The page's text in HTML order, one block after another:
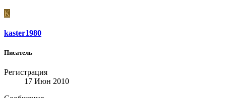
K
kaster1980
Писатель
Регистрация
17 Июн 2010